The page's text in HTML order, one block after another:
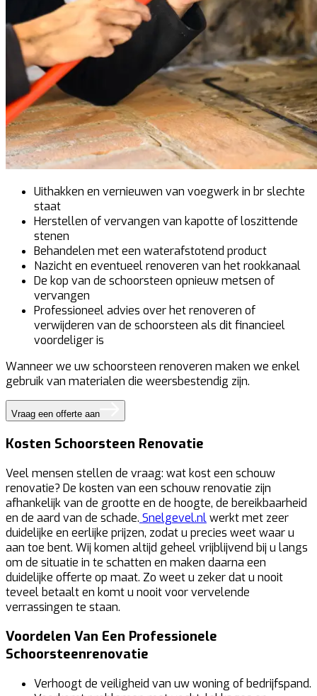
Uithakken en vernieuwen van voegwerk in br slechte
staat
Herstellen of vervangen van kapotte of loszittende
stenen
Behandelen met een waterafstotend product
Nazicht en eventueel renoveren van het rookkanaal
De kop van de schoorsteen opnieuw metsen of
vervangen
Professioneel advies over het renoveren of
verwijderen van de schoorsteen als dit financieel
voordeliger is
Wanneer we uw schoorsteen renoveren maken we enkel
gebruik van materialen die weersbestendig zijn.
Vraag een offerte aan
Kosten Schoorsteen Renovatie
Veel mensen stellen de vraag: wat kost een schouw
renovatie? De kosten van een schouw renovatie zijn
afhankelijk van de grootte en de hoogte, de bereikbaarheid
en de aard van de schade. Snelgevel.nlwerkt met zeer
duidelijke en eerlijke prijzen, zodat u precies weet waar u
aan toe bent. Wij komen altijd geheel vrijblijvend bij u langs
om de situatie in te schatten en maken daarna een
duidelijke offerte op maat. Zo weet u zeker dat u nooit
teveel betaalt en komt u nooit voor vervelende
verrassingen te staan.
Voordelen Van Een Professionele
Schoorsteenrenovatie
Verhoogt de veiligheid van uw woning of bedrijfspand.